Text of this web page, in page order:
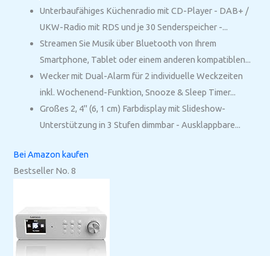
Unterbaufähiges Küchenradio mit CD-Player - DAB+ /
UKW-Radio mit RDS und je 30 Senderspeicher -...
Streamen Sie Musik über Bluetooth von Ihrem
Smartphone, Tablet oder einem anderen kompatiblen...
Wecker mit Dual-Alarm für 2 individuelle Weckzeiten
inkl. Wochenend-Funktion, Snooze & Sleep Timer...
Großes 2, 4" (6, 1 cm) Farbdisplay mit Slideshow-
Unterstützung in 3 Stufen dimmbar - Ausklappbare...
Bei Amazon kaufen
Bestseller No. 8